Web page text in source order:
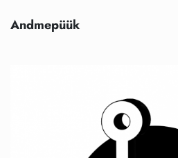
Andmepüük